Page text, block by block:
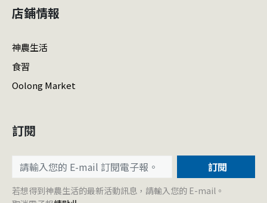
店鋪情報
神農生活
食習
Oolong Market
訂閱
訂閱
若想得到神農生活的最新活動訊息，請輸入您的 E-mail。